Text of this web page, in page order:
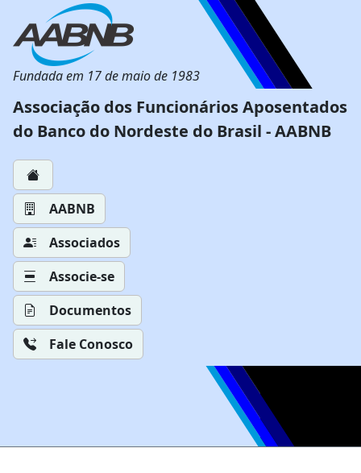
Fundada em 17 de maio de 1983
Associação dos Funcionários Aposentados
do Banco do Nordeste do Brasil - AABNB
AABNB
Associados
Associe-se
Documentos
Fale Conosco